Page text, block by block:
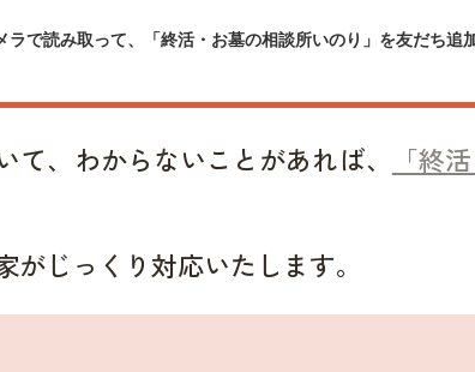
ラで読み取って、「終活・お墓の相談所いのり」を友だち追
、わからないことがあれば、
「終
じっくり対応いたします。